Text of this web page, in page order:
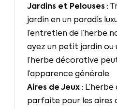
Jardins et Pelouses :
jardin en un paradis
l’entretien de l’herbe
ayez un petit jardin ou
l’herbe décorative
l’apparence générale.
Aires de Jeux :
parfaite pour les aires